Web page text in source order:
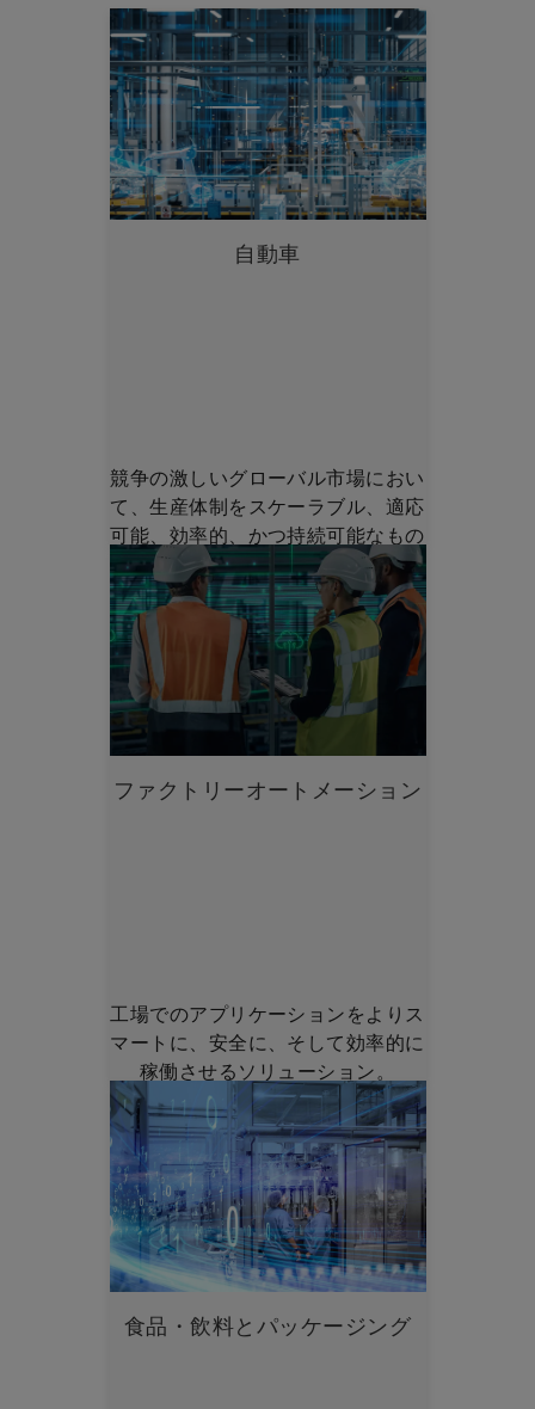
自動車
競争の激しいグローバル市場におい
て、生産体制をスケーラブル、適応
可能、効率的、かつ持続可能なもの
にしましょう。
ファクトリーオートメーション
工場でのアプリケーションをよりス
マートに、安全に、そして効率的に
稼働させるソリューション。
食品・飲料とパッケージング